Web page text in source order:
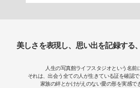
美しさを表現し、思い出を記録する
人生の写真館ライフスタジオという名前
それは、出会う全ての人が生きている証を確認で
家族の絆とかけがえのない愛の形を実感で